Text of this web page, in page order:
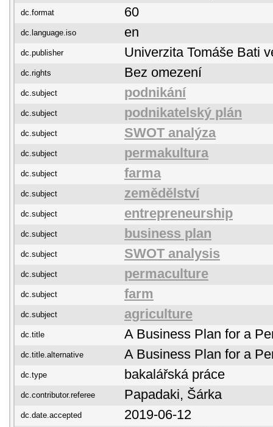
dc.format 60
dc.language.iso en
dc.publisher Univerzita Tomáše Bati
dc.rights Bez omezení
dc.subject podnikání
dc.subject podnikatelský plán
dc.subject SWOT analýza
dc.subject permakultura
dc.subject farma
dc.subject zemědělství
dc.subject entrepreneurship
dc.subject business plan
dc.subject SWOT analysis
dc.subject permaculture
dc.subject farm
dc.subject agriculture
dc.title A Business Plan for a
dc.title.alternative A Business Plan for a
dc.type bakalářská práce
dc.contributor.referee Papadaki, Šárka
dc.date.accepted 2019-06-12